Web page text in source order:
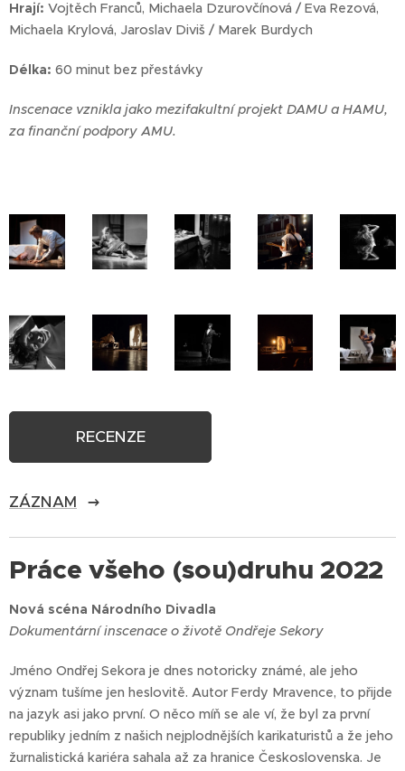
Hrají: Vojtěch Franců, Michaela Dzurovčínová / Eva Rezová,
Michaela Krylová, Jaroslav Diviš / Marek Burdych
Délka: 60 minut bez přestávky
Inscenace vznikla jako mezifakultní projekt DAMU a HAMU,
za finanční podpory AMU.
RECENZE
ZÁZNAM
Práce všeho (sou)druhu 2022
Nová scéna Národního Divadla
Dokumentární inscenace o životě Ondřeje Sekory
Jméno Ondřej Sekora je dnes notoricky známé, ale jeho
význam tušíme jen heslovitě. Autor Ferdy Mravence, to přijde
na jazyk asi jako první. O něco míň se ale ví, že byl za první
republiky jedním z našich nejplodnějších karikaturistů a že jeho
žurnalistická kariéra sahala až za hranice Československa. Je